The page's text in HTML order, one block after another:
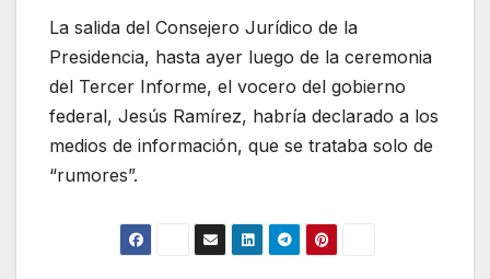
La salida del Consejero Jurídico de la
Presidencia, hasta ayer luego de la ceremonia
del Tercer Informe, el vocero del gobierno
federal, Jesús Ramírez, habría declarado a los
medios de información, que se trataba solo de
“rumores”.